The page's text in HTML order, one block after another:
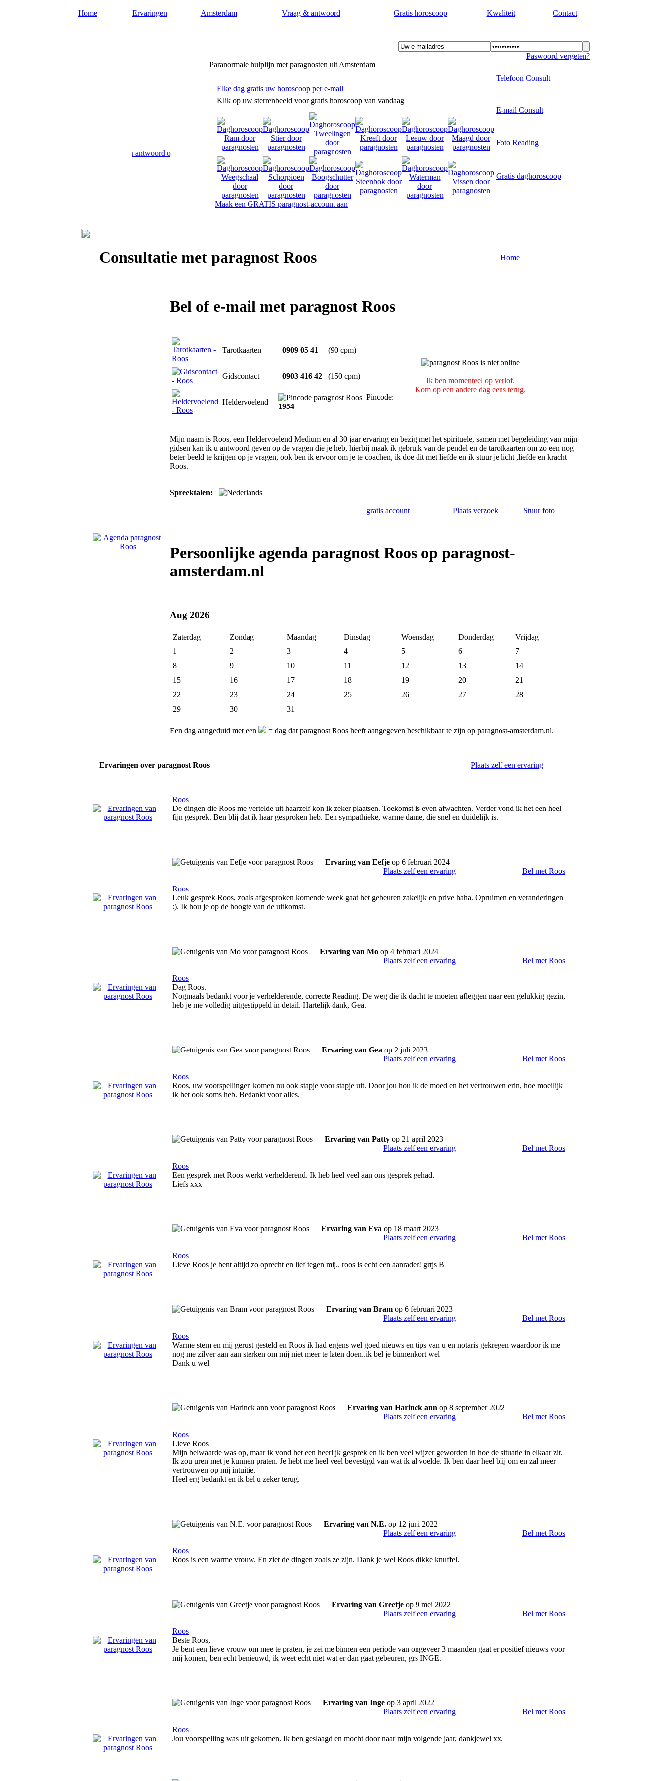
Home Ervaringen Amsterdam Vraag & antwoord Gratis horoscoop Kwaliteit Contact
Paranormale hulplijn met paragnosten uit Amsterdam
Paswoord vergeten?
paranormaal advies en antwoord op uw levensvragen. Toekomstvoorspellingen door paragnosten in Amsterdam.
Elke dag gratis uw horoscoop per e-mail
Klik op uw sterrenbeeld voor gratis horoscoop van vandaag
Maak een GRATIS paragnost-account aan
Telefoon Consult
E-mail Consult
Foto Reading
Gratis daghoroscoop
Consultatie met paragnost Roos Home
Bel of e-mail met paragnost Roos
Tarotkaarten 0909 05 41 (90 cpm)
Ik ben momenteel op verlof.
Kom op een andere dag eens terug.
Gidscontact 0903 416 42 (150 cpm)
Heldervoelend
Pincode:
1954
Mijn naam is Roos, een Heldervoelend Medium en al 30 jaar ervaring en bezig met het spirituele, samen met begeleiding van mijn
gidsen kan ik u antwoord geven op de vragen die je heb, hierbij maak ik gebruik van de pendel en de tarotkaarten om zo een nog
beter beeld te krijgen op je vragen, ook ben ik ervoor om je te coachen, ik doe dit met liefde en ik stuur je licht ,liefde en kracht
Roos.
Spreektalen:
gratis account Plaats verzoek Stuur foto
Persoonlijke agenda paragnost Roos op paragnost-
amsterdam.nl
Aug 2026
Zaterdag Zondag Maandag Dinsdag Woensdag Donderdag
Vrijdag
1
2 3 4 5 6
7
8
9 10 11 12 13
14
15
16 17 18 19 20
21
22
23 24 25 26 27
28
29
30 31
Een dag aangeduid met een = dag dat paragnost Roos heeft aangegeven beschikbaar te zijn op paragnost-amsterdam.nl.
Ervaringen over paragnost Roos Plaats zelf een ervaring
Roos
De dingen die Roos me vertelde uit haarzelf kon ik zeker plaatsen. Toekomst is even afwachten. Verder vond ik het een heel
fijn gesprek. Ben blij dat ik haar gesproken heb. Een sympathieke, warme dame, die snel en duidelijk is.
Ervaring van Eefje op 6 februari 2024
Plaats zelf een ervaring
Bel met Roos
Roos
Leuk gesprek Roos, zoals afgesproken komende week gaat het gebeuren zakelijk en prive haha. Opruimen en veranderingen
:). Ik hou je op de hoogte van de uitkomst.
Ervaring van Mo op 4 februari 2024
Plaats zelf een ervaring
Bel met Roos
Roos
Dag Roos.
Nogmaals bedankt voor je verhelderende, correcte Reading. De weg die ik dacht te moeten afleggen naar een gelukkig gezin,
heb je me volledig uitgestippeld in detail. Hartelijk dank, Gea.
Ervaring van Gea op 2 juli 2023
Plaats zelf een ervaring
Bel met Roos
Roos
Roos, uw voorspellingen komen nu ook stapje voor stapje uit. Door jou hou ik de moed en het vertrouwen erin, hoe moeilijk
ik het ook soms heb. Bedankt voor alles.
Ervaring van Patty op 21 april 2023
Plaats zelf een ervaring
Bel met Roos
Roos
Een gesprek met Roos werkt verhelderend. Ik heb heel veel aan ons gesprek gehad.
Liefs xxx
Ervaring van Eva op 18 maart 2023
Plaats zelf een ervaring
Bel met Roos
Roos
Lieve Roos je bent altijd zo oprecht en lief tegen mij.. roos is echt een aanrader! grtjs B
Ervaring van Bram op 6 februari 2023
Plaats zelf een ervaring
Bel met Roos
Roos
Warme stem en mij gerust gesteld en Roos ik had ergens wel goed nieuws en tips van u en notaris gekregen waardoor ik me
nog me zilver aan aan sterken om mij niet meer te laten doen..ik bel je binnenkort wel
Dank u wel
Ervaring van Harinck ann op 8 september 2022
Plaats zelf een ervaring
Bel met Roos
Roos
Lieve Roos
Mijn belwaarde was op, maar ik vond het een heerlijk gesprek en ik ben veel wijzer geworden in hoe de situatie in elkaar zit.
Ik zou uren met je kunnen praten. Je hebt me heel veel bevestigd van wat ik al voelde. Ik ben daar heel blij om en zal meer
vertrouwen op mij intuitie.
Heel erg bedankt en ik bel u zeker terug.
Ervaring van N.E. op 12 juni 2022
Plaats zelf een ervaring
Bel met Roos
Roos
Roos is een warme vrouw. En ziet de dingen zoals ze zijn. Dank je wel Roos dikke knuffel.
Ervaring van Greetje op 9 mei 2022
Plaats zelf een ervaring
Bel met Roos
Roos
Beste Roos,
Je bent een lieve vrouw om mee te praten, je zei me binnen een periode van ongeveer 3 maanden gaat er positief nieuws voor
mij komen, ben echt benieuwd, ik weet echt niet wat er dan gaat gebeuren, grs INGE.
Ervaring van Inge op 3 april 2022
Plaats zelf een ervaring
Bel met Roos
Roos
Jou voorspelling was uit gekomen. Ik ben geslaagd en mocht door naar mijn volgende jaar, dankjewel xx.